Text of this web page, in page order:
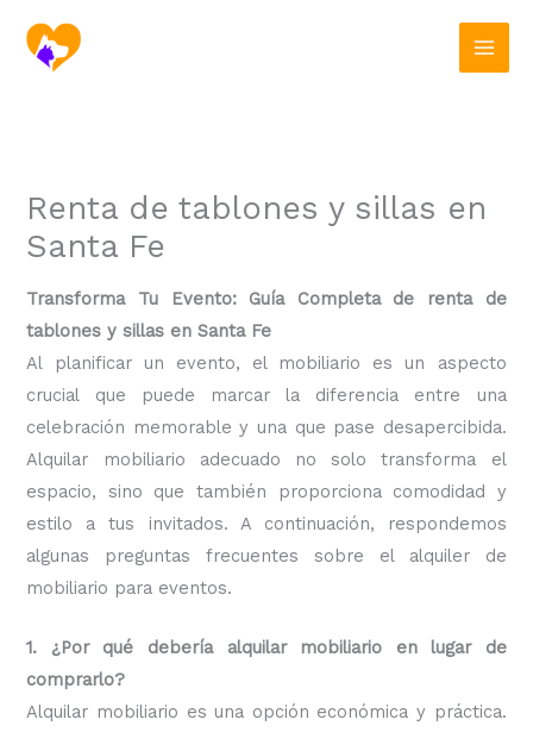
contenido
Renta de tablones y sillas en
Santa Fe
Transforma Tu Evento: Guía Completa de renta de
tablones y sillas en Santa Fe
Al planificar un evento, el mobiliario es un aspecto
crucial que puede marcar la diferencia entre una
celebración memorable y una que pase desapercibida.
Alquilar mobiliario adecuado no solo transforma el
espacio, sino que también proporciona comodidad y
estilo a tus invitados. A continuación, respondemos
algunas preguntas frecuentes sobre el alquiler de
mobiliario para eventos.
1. ¿Por qué debería alquilar mobiliario en lugar de
comprarlo?
Alquilar mobiliario es una opción económica y práctica.